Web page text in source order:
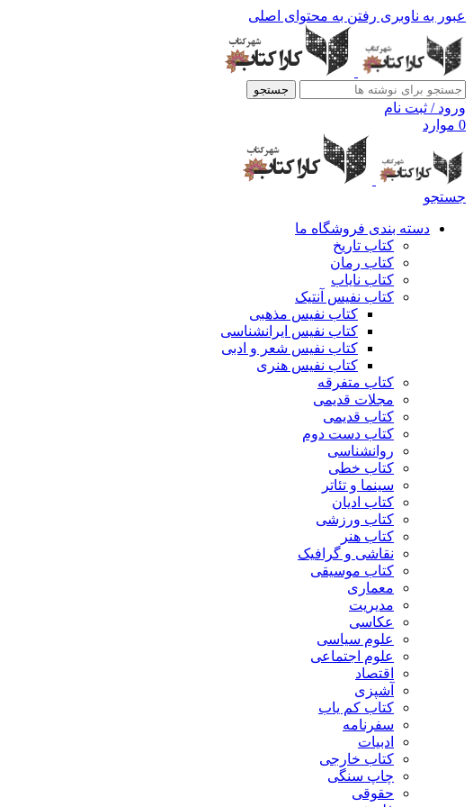
عبور به ناوبری رفتن به محتوای اصلی
جستجو
ورود / ثبت نام
0 موارد
جستجو
دسته بندی فروشگاه ما
کتاب تاریخ
کتاب رمان
کتاب نایاب
کتاب نفیس آنتیک
کتاب نفیس مذهبی
کتاب نفیس ایرانشناسی
کتاب نفیس شعر و ادبی
کتاب نفیس هنری
کتاب متفرقه
مجلات قدیمی
کتاب قدیمی
کتاب دست دوم
روانشناسی
کتاب خطی
سینما و تئاتر
کتاب ادیان
کتاب ورزشی
کتاب هنر
نقاشی و گرافیک
کتاب موسیقی
معماری
مدیریت
عکاسی
علوم سیاسی
علوم اجتماعی
اقتصاد
آشپزی
کتاب کم یاب
سفرنامه
ادبیات
کتاب خارجی
چاپ سنگی
حقوقی